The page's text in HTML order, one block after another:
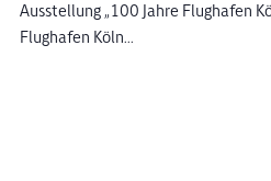
Ausstellung „100 Jahre Flughafen
Flughafen Köln...